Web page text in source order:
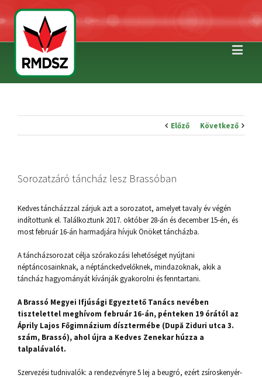
Előző Következő
Sorozatzáró táncház lesz Brassóban
Kedves táncházzzal zárjuk azt a sorozatot, amelyet tavaly év végén
indítottunk el. Találkoztunk 2017. október 28-án és december 15-én, és
most február 16-án harmadjára hívjuk Önöket táncházba.
A táncházsorozat célja szórakozási lehetőséget nyújtani
néptáncosainknak, a néptánckedvelőknek, mindazoknak, akik a
táncház hagyományát kívánják gyakorolni és fenntartani.
A Brassó Megyei Ifjúsági Egyeztető Tanács nevében
tisztelettel meghívom február 16-án, pénteken 19 órától az
Áprily Lajos Főgimnázium dísztermébe (După Ziduri utca 3.
szám, Brassó), ahol újra a Kedves Zenekar húzza a
talpalávalót.
Szervezési tudnivalók: a rendezvényre 5 lej a beugró, ezért zsíroskenyér-